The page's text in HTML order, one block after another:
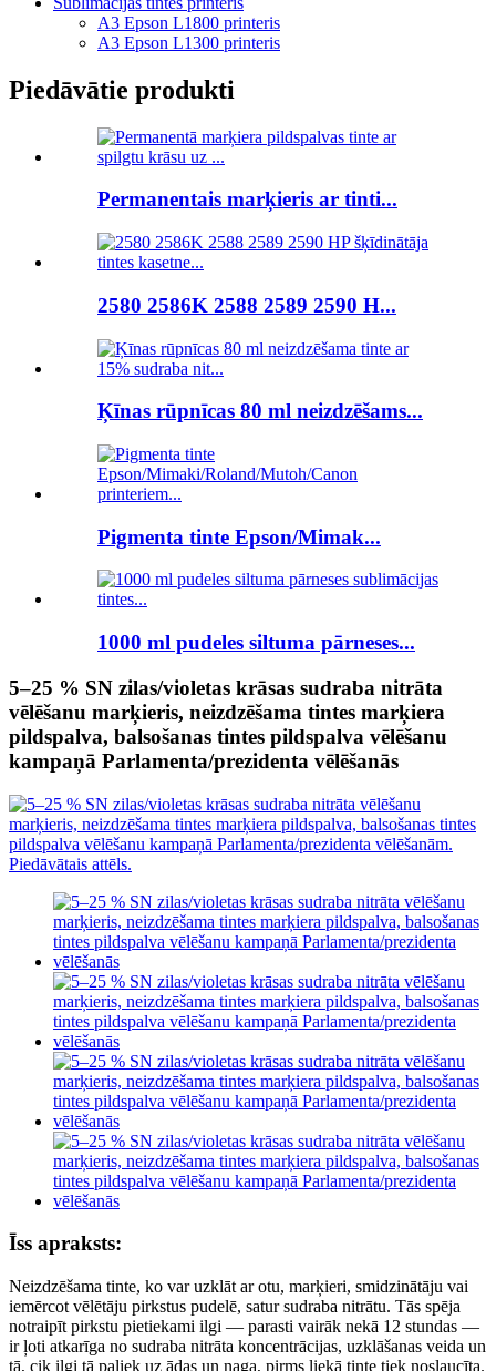
A3 Epson L1800 printeris
A3 Epson L1300 printeris
Piedāvātie produkti
Permanentais marķieris ar tinti...
2580 2586K 2588 2589 2590 H...
Ķīnas rūpnīcas 80 ml neizdzēšams...
Pigmenta tinte Epson/Mimak...
1000 ml pudeles siltuma pārneses...
5–25 % SN zilas/violetas krāsas sudraba nitrāta
vēlēšanu marķieris, neizdzēšama tintes marķiera
pildspalva, balsošanas tintes pildspalva vēlēšanu
kampaņā Parlamenta/prezidenta vēlēšanās
Īss apraksts:
Neizdzēšama tinte, ko var uzklāt ar otu, marķieri, smidzinātāju vai
iemērcot vēlētāju pirkstus pudelē, satur sudraba nitrātu. Tās spēja
notraipīt pirkstu pietiekami ilgi — parasti vairāk nekā 12 stundas —
ir ļoti atkarīga no sudraba nitrāta koncentrācijas, uzklāšanas veida un
tā, cik ilgi tā paliek uz ādas un naga, pirms liekā tinte tiek noslaucīta.